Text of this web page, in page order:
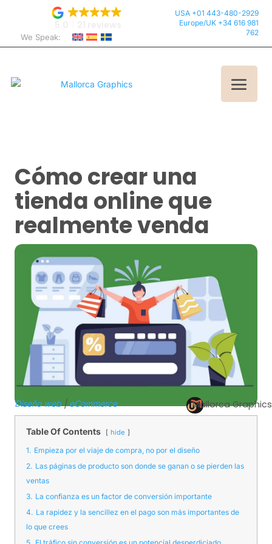
We Speak:
USA +01 443-480-2929
Europe/UK +34 616 981
762
Cómo crear una
tienda online que
realmente venda
Diseño web | eCommerce Mallorca Graphics
Table Of Contents hide
1. Empieza por el viaje de compra, no por el diseño
2. Las páginas de producto son donde se ganan o se pierden las
ventas
3. La confianza es un factor de conversión importante
4. La rapidez y la sencillez en el pago son más importantes de
lo que crees